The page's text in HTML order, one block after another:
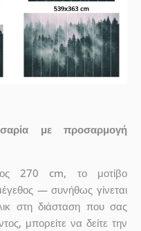
με προσαρμογή
270 cm, το μοτίβο
— συνήθως γίνεται
στη διάσταση που σας
μπορείτε να δείτε την